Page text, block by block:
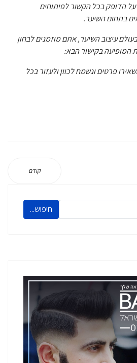
הדופק בכל הקשור לפיתוחים
בתחום השיער.
עיצוב השיער, אתם מוזמנים לבחון
המופיעה בקישור הבא:
בטלפון 03-6091515. השאירו פרטים ונשמח לכוון ולעזור בכל
קודם
חיפוש...